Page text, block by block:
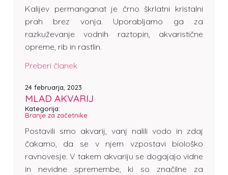
Kalijev permanganat je črno škrlatni kristalni
prah brez vonja. Uporabljamo ga za
razkuževanje vodnih raztopin, akvaristične
opreme, rib in rastlin.
Preberi članek
24 februarja, 2023
MLAD AKVARIJ
Kategorija:
Branje za začetnike
Postavili smo akvarij, vanj nalili vodo in zdaj
čakamo, da se v njem vzpostavi biološko
ravnovesje. V takem akvariju se dogajajo vidne
in nevidne spremembe, ki so značilne za